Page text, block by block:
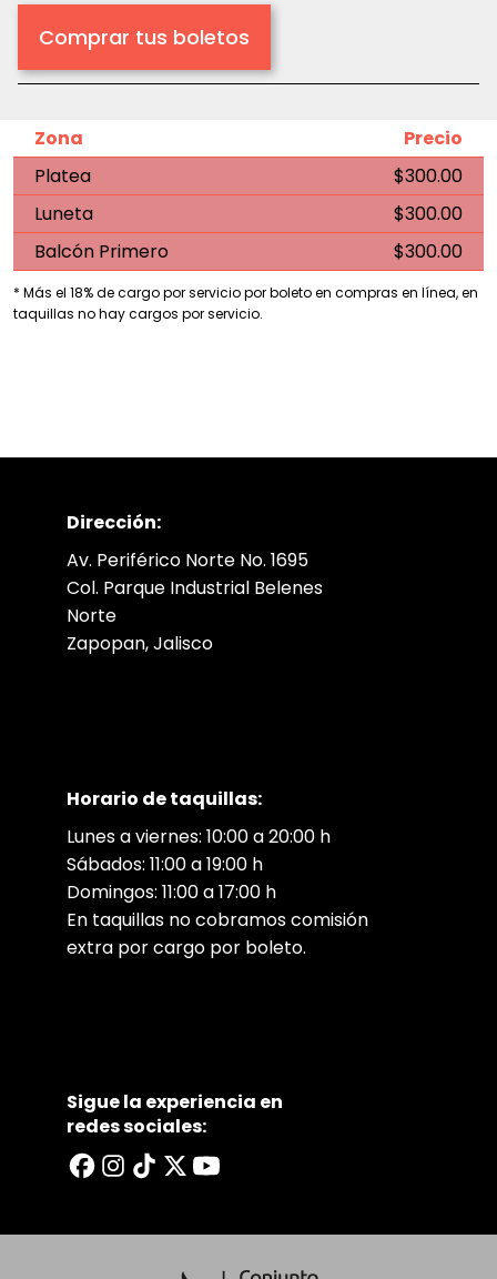
Comprar tus boletos
Zona
Precio
Platea
$300.00
Luneta
$300.00
Balcón Primero
$300.00
* Más el 18% de cargo por servicio por boleto en compras en línea, en
taquillas no hay cargos por servicio.
Dirección:
Av. Periférico Norte No. 1695
Col. Parque Industrial Belenes
Norte
Zapopan, Jalisco
Horario de taquillas:
Lunes a viernes: 10:00 a 20:00 h
Sábados: 11:00 a 19:00 h
Domingos: 11:00 a 17:00 h
En taquillas no cobramos comisión
extra por cargo por boleto.
Sigue la experiencia en
redes sociales: